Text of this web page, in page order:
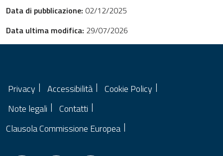
Data di pubblicazione: 02/12/2025
Data ultima modifica: 29/07/2026
Privacy Accessibilità
Cookie Policy
Note legali
Contatti
Clausola Commissione Europea